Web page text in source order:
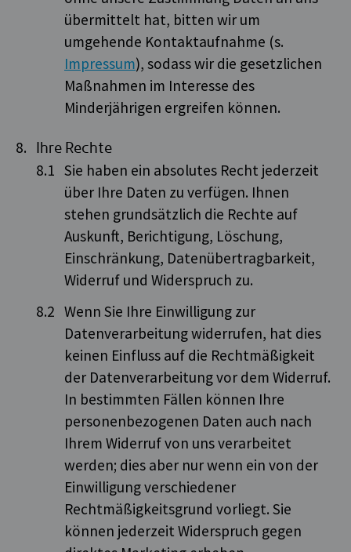
übermittelt hat, bitten wir um
umgehende Kontaktaufnahme (s.
Impressum), sodass wir die gesetzlichen
Maßnahmen im Interesse des
Minderjährigen ergreifen können.
Ihre Rechte
Sie haben ein absolutes Recht jederzeit
über Ihre Daten zu verfügen. Ihnen
stehen grundsätzlich die Rechte auf
Auskunft, Berichtigung, Löschung,
Einschränkung, Datenübertragbarkeit,
Widerruf und Widerspruch zu.
Wenn Sie Ihre Einwilligung zur
Datenverarbeitung widerrufen, hat dies
keinen Einfluss auf die Rechtmäßigkeit
der Datenverarbeitung vor dem Widerruf.
In bestimmten Fällen können Ihre
personenbezogenen Daten auch nach
Ihrem Widerruf von uns verarbeitet
werden; dies aber nur wenn ein von der
Einwilligung verschiedener
Rechtmäßigkeitsgrund vorliegt. Sie
können jederzeit Widerspruch gegen